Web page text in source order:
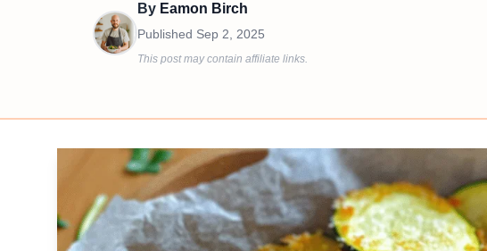
By Eamon Birch
Published Sep 2, 2025
This post may contain affiliate links.